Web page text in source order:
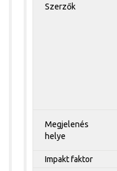
Szerzők
Megjelenés
helye
Impakt faktor